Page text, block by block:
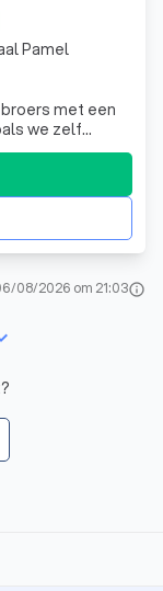
met een
we zelf
verkopen,
bieden.
bedrijven te
Pamel
08/2026 om 21:03info